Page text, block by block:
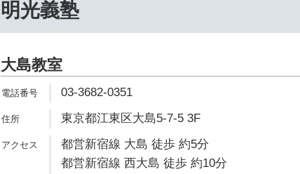
明光義塾
大島教室
03-3682-0351
東京都江東区大島5-7-5 3F
都営新宿線 大島 徒歩 約5分
都営新宿線 西大島 徒歩 約10分